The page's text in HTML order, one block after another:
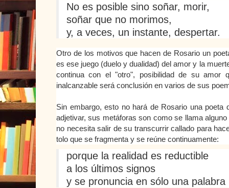
No es posible sino soñar, morir,
soñar que no morimos,
y, a veces, un instante, despertar.
Otro de los motivos que hacen de Rosario un
es ese juego (duelo y dualidad) del amor y la
continua con el "otro", posibilidad de su amor
inalcanzable será conclusión en varios de sus
Sin embargo, esto no hará de Rosario una
adjetivar, sus metáforas son como se llama
no necesita salir de su transcurrir callado para
tolo que se fragmenta y se reúne continuamente:
porque la realidad es reductible
a los últimos signos
y se pronuncia en sólo una palabra